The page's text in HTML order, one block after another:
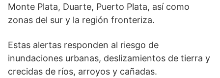
Monte Plata, Duarte, Puerto Plata, así como
zonas del sur y la región fronteriza.
Estas alertas responden al riesgo de
inundaciones urbanas, deslizamientos de tierra y
crecidas de ríos, arroyos y cañadas.